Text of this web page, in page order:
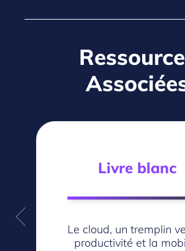
Livre blanc
Le cloud, un tremplin
productivité et la